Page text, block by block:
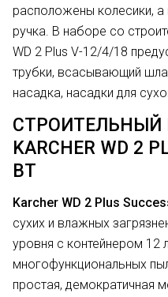
расположены колесики, а
ручка. В наборе со
WD 2 Plus V-12/4/18
трубки, всасывающий
насадка, насадки для
СТРОИТЕЛЬНЫЙ
KARCHER WD 2
ВТ
Karcher WD 2 Plus
сухих и влажных
уровня с контейнером 12
многофункциональных
простая, демократичная